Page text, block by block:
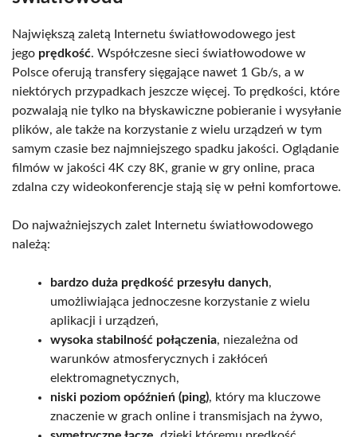
Największą zaletą Internetu światłowodowego jest
jego prędkość. Współczesne sieci światłowodowe w
Polsce oferują transfery sięgające nawet 1 Gb/s, a w
niektórych przypadkach jeszcze więcej. To prędkości, które
pozwalają nie tylko na błyskawiczne pobieranie i wysyłanie
plików, ale także na korzystanie z wielu urządzeń w tym
samym czasie bez najmniejszego spadku jakości. Oglądanie
filmów w jakości 4K czy 8K, granie w gry online, praca
zdalna czy wideokonferencje stają się w pełni komfortowe.
Do najważniejszych zalet Internetu światłowodowego
należą:
bardzo duża prędkość przesyłu danych,
umożliwiająca jednoczesne korzystanie z wielu
aplikacji i urządzeń,
wysoka stabilność połączenia, niezależna od
warunków atmosferycznych i zakłóceń
elektromagnetycznych,
niski poziom opóźnień (ping), który ma kluczowe
znaczenie w grach online i transmisjach na żywo,